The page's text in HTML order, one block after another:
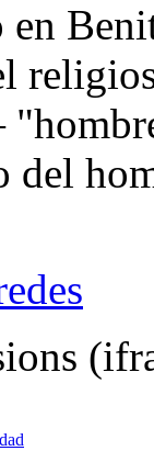
en
del